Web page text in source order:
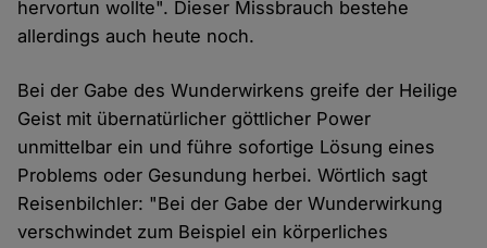
hervortun wollte". Dieser Missbrauch bestehe
allerdings auch heute noch.
Bei der Gabe des Wunderwirkens greife der Heilige
Geist mit übernatürlicher göttlicher Power
unmittelbar ein und führe sofortige Lösung eines
Problems oder Gesundung herbei. Wörtlich sagt
Reisenbilchler: "Bei der Gabe der Wunderwirkung
verschwindet zum Beispiel ein körperliches